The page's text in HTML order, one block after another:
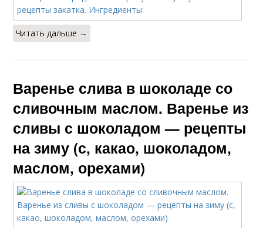
Читать дальше →
Варенье слива в шоколаде со
сливочным маслом. Варенье из
сливы с шоколадом — рецепты
на зиму (с, какао, шоколадом,
маслом, орехами)